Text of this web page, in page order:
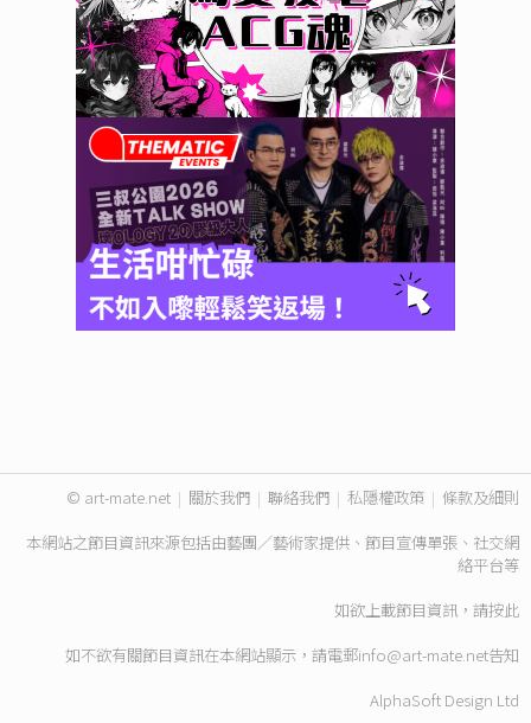
© art-mate.net | 關於我們 | 聯絡我們 | 私隱權政策 | 條款及細則
本網站之節目資訊來源包括由藝團／藝術家提供、節目宣傳單張、社交網
絡平台等
如欲上載節目資訊，請按此
如不欲有關節目資訊在本網站顯示，請電郵info@art-mate.net告知
AlphaSoft Design Ltd